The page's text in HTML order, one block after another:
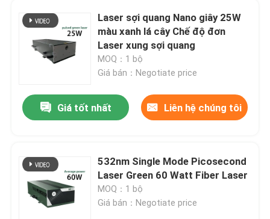
Laser sợi quang Nano giây 25W
màu xanh lá cây Chế độ đơn
Laser xung sợi quang
MOQ：1 bộ
Giá bán：Negotiate price
Giá tốt nhất Liên hệ chúng tôi
532nm Single Mode Picosecond
Laser Green 60 Watt Fiber Laser
MOQ：1 bộ
Giá bán：Negotiate price